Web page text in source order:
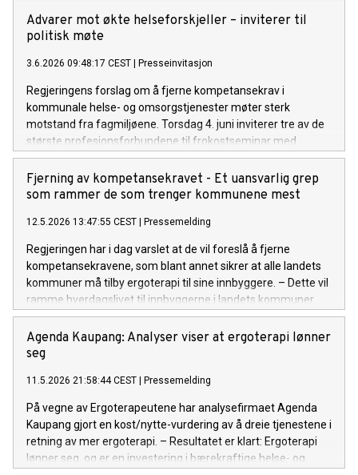
Advarer mot økte helseforskjeller – inviterer til
politisk møte
3.6.2026 09:48:17 CEST | Presseinvitasjon
Regjeringens forslag om å fjerne kompetansekrav i
kommunale helse- og omsorgstjenester møter sterk
motstand fra fagmiljøene. Torsdag 4. juni inviterer tre av de
største profesjonsforbundene til frokostseminar med
politikere for å belyse konsekvensene.
Fjerning av kompetansekravet - Et uansvarlig grep
som rammer de som trenger kommunene mest
12.5.2026 13:47:55 CEST | Pressemelding
Regjeringen har i dag varslet at de vil foreslå å fjerne
kompetansekravene, som blant annet sikrer at alle landets
kommuner må tilby ergoterapi til sine innbyggere. – Dette vil
ramme hverdagslivet til innbyggerne i landets kommuner
generelt, men særlig eldre og de med ulike
funksjonsnedsettelser, sier forbundsleder i Norsk
Ergoterapeutforbund, Tove Holst Skyer.
Agenda Kaupang: Analyser viser at ergoterapi lønner
seg
11.5.2026 21:58:44 CEST | Pressemelding
På vegne av Ergoterapeutene har analysefirmaet Agenda
Kaupang gjort en kost/nytte-vurdering av å dreie tjenestene i
retning av mer ergoterapi. – Resultatet er klart: Ergoterapi
lønner seg, og er en investering i bærekraftige helse- og